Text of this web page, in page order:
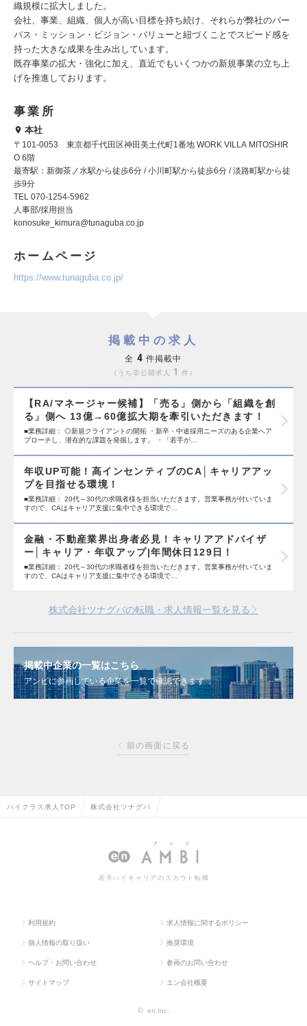
織規模に拡大しました。
会社、事業、組織、個人が高い目標を持ち続け、それらが弊社のパー
パス・ミッション・ビジョン・バリューと紐づくことでスピード感を
持った大きな成果を生み出しています。
既存事業の拡大・強化に加え、直近でもいくつかの新規事業の立ち上
げを推進しております。
事業所
本社
〒101-0053 東京都千代田区神田美土代町1番地 WORK VILLA MITOSHIR
O 6階
最寄駅：新御茶ノ水駅から徒歩6分 / 小川町駅から徒歩6分 / 淡路町駅から徒
歩9分
TEL 070-1254-5962
人事部/採用担当
konosuke_kimura@tunaguba.co.jp
ホームページ
https://www.tunaguba.co.jp/
掲載中の求人
全 4 件掲載中
うち非公開求人 1 件
【RA/マネージャー候補】「売る」側から「組織を創
る」側へ 13億→60億拡大期を牽引いただきます！
■業務詳細： ◎新規クライアントの開拓 ・新卒・中途採用ニーズのある企業へア
プローチし、潜在的な課題を発掘します。 ・「若手が…
年収UP可能！高インセンティブのCA│キャリアアッ
プを目指せる環境！
■業務詳細： 20代～30代の求職者様を担当いただきます。営業事務が付いていま
すので、CAはキャリア支援に集中できる環境で…
金融・不動産業界出身者必見！キャリアアドバイザ
ー│キャリア・年収アップ|年間休日129日！
■業務詳細： 20代～30代の求職者様を担当いただきます。営業事務が付いていま
すので、CAはキャリア支援に集中できる環境で…
株式会社ツナグバの転職・求人情報一覧を見る
掲載中企業の一覧はこちら
アンビに参画している企業を一覧で確認できます
前の画面に戻る
ハイクラス求人TOP 株式会社ツナグバ
若手ハイキャリアのスカウト転職
利用規約 求人情報に関するポリシー
個人情報の取り扱い 推奨環境
ヘルプ・お問い合わせ 参画のお問い合わせ
サイトマップ エン会社概要
© en Inc.